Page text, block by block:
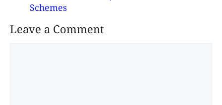
Schemes
Leave a Comment